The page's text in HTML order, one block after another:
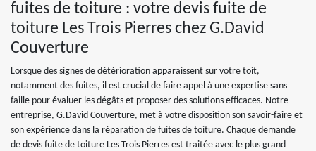
fuites de toiture : votre devis fuite de
toiture Les Trois Pierres chez G.David
Couverture
Lorsque des signes de détérioration apparaissent sur votre toit,
notamment des fuites, il est crucial de faire appel à une expertise sans
faille pour évaluer les dégâts et proposer des solutions efficaces. Notre
entreprise, G.David Couverture, met à votre disposition son savoir-faire et
son expérience dans la réparation de fuites de toiture. Chaque demande
de devis fuite de toiture Les Trois Pierres est traitée avec le plus grand